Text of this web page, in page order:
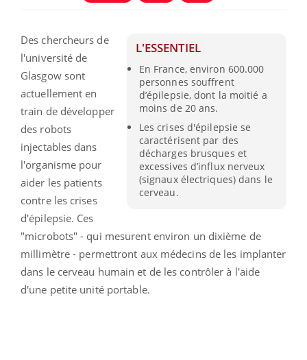
L'ESSENTIEL
En France, environ 600.000
personnes souffrent
d’épilepsie, dont la moitié a
moins de 20 ans.
Les crises d'épilepsie se
caractérisent par des
décharges brusques et
excessives d’influx nerveux
(signaux électriques) dans le
cerveau.
Des chercheurs de
l'université de
Glasgow sont
actuellement en
train de développer
des robots
injectables dans
l'organisme pour
aider les patients
contre les crises
d'épilepsie. Ces
"microbots" - qui mesurent environ un dixième de
millimètre - permettront aux médecins de les implanter
dans le cerveau humain et de les contrôler à l'aide
d'une petite unité portable.